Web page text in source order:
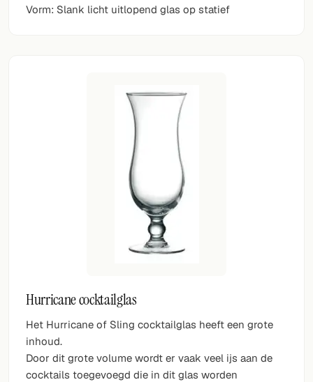
Facebook
Vorm: Slank licht uitlopend glas op statief
Hurricane cocktailglas
Het Hurricane of Sling cocktailglas heeft een grote
inhoud.
Door dit grote volume wordt er vaak veel ijs aan de
cocktails toegevoegd die in dit glas worden